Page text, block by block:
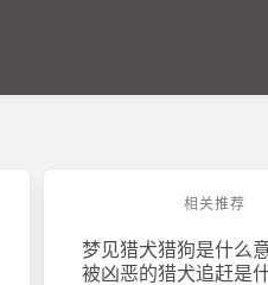
相关推荐
梦见猎犬猎狗是什么
被凶恶的猎犬追赶是